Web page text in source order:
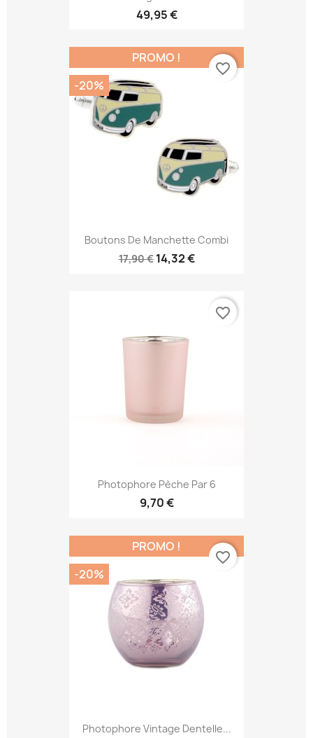
49,95 €
Boutons De Manchette Combi
17,90 € 14,32 €
PROMO !
-20%
favorite_border
Photophore Pèche Par 6
9,70 €
favorite_border
Photophore Vintage Dentelle...
PROMO !
-20%
favorite_border